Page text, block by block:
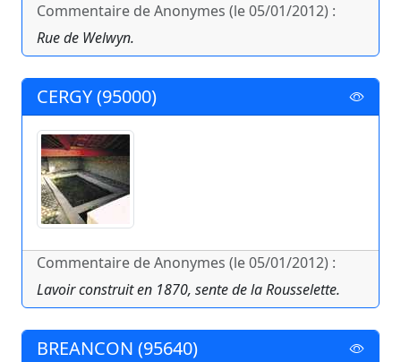
Commentaire de Anonymes (le 05/01/2012) :
Rue de Welwyn.
CERGY (95000)
Commentaire de Anonymes (le 05/01/2012) :
Lavoir construit en 1870, sente de la Rousselette.
BREANCON (95640)